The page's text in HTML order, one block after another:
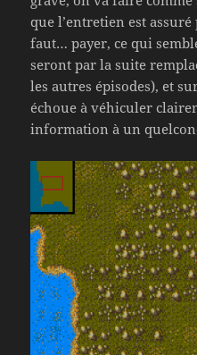
que l’entretien est assuré
faut… payer, ce qui
seront par la suite
les autres épisodes), et
échoue à véhiculer
information à un